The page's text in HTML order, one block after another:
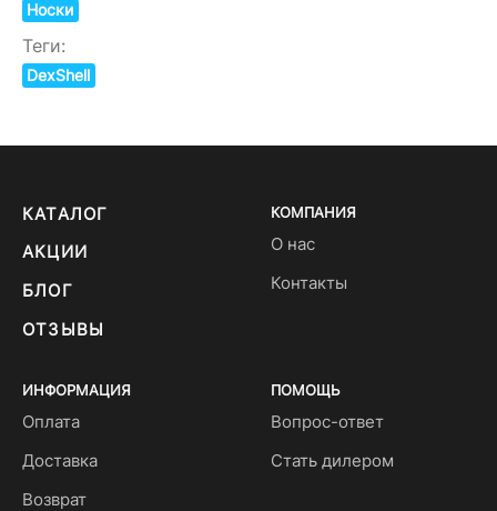
Носки
Теги:
DexShell
КАТАЛОГ
АКЦИИ
БЛОГ
ОТЗЫВЫ
КОМПАНИЯ
О нас
Контакты
ИНФОРМАЦИЯ
Оплата
Доставка
Возврат
ПОМОЩЬ
Вопрос-ответ
Стать дилером